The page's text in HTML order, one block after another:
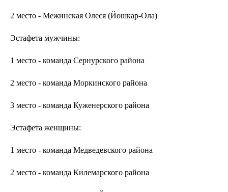
2 место - Межинская Олеся (Йошкар-Ола)
Эстафета мужчины:
1 место - команда Сернурского района
2 место - команда Моркинского района
3 место - команда Куженерского района
Эстафета женщины:
1 место - команда Медведевского района
2 место - команда Килемарского района